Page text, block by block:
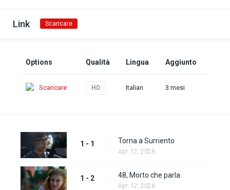
Link Scaricare
Options Qualità Lingua Aggiunto
Scaricare HD Italian 3 mesi
1 - 1 Torna a Surriento
Apr. 12, 2026
1 - 2 48, Morto che parla
Apr. 12, 2026